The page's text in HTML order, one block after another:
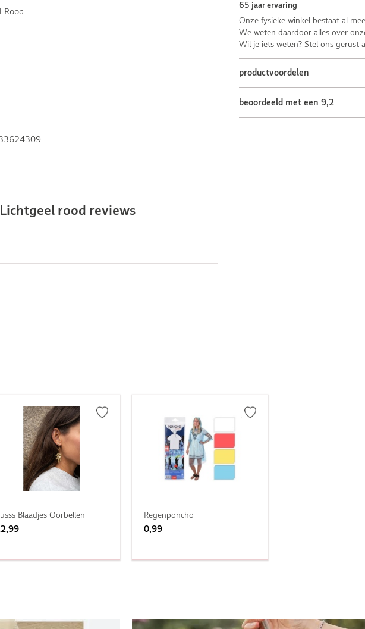
Rood
rood reviews
65 jaar ervaring
Onze fysieke winkel bestaat al
We weten daardoor alles over
Wil je iets weten? Stel ons gerust
productvoordelen
beoordeeld met een 9,2
Blaadjes Oorbellen Regenponcho
0,99